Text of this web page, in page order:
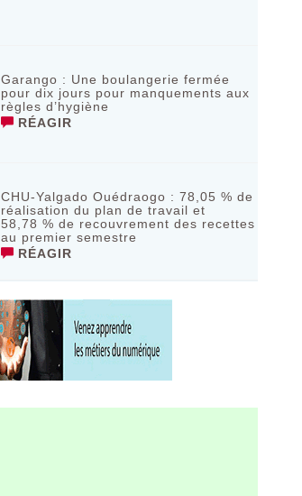
Garango : Une boulangerie fermée
pour dix jours pour manquements aux
règles d’hygiène
RÉAGIR
CHU-Yalgado Ouédraogo : 78,05 % de
réalisation du plan de travail et
58,78 % de recouvrement des recettes
au premier semestre
RÉAGIR